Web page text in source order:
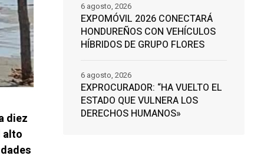
diez
alto
EXPOMÓVIL 2026 CONECTARÁ
HONDUREÑOS CON VEHÍCULOS
HÍBRIDOS DE GRUPO FLORES
6 agosto, 2026
EXPROCURADOR: “HA VUELTO EL
ESTADO QUE VULNERA LOS
DERECHOS HUMANOS»
6 agosto, 2026